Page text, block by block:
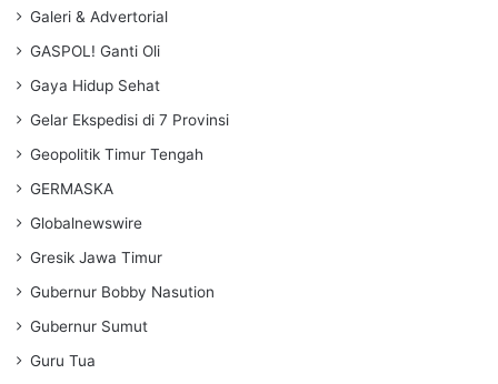
Galeri & Advertorial
GASPOL! Ganti Oli
Gaya Hidup Sehat
Gelar Ekspedisi di 7 Provinsi
Geopolitik Timur Tengah
GERMASKA
Globalnewswire
Gresik Jawa Timur
Gubernur Bobby Nasution
Gubernur Sumut
Guru Tua